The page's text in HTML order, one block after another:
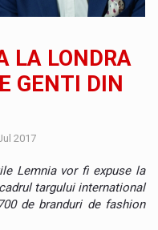
LA LONDRA
GENTI DIN
2017
Lemnia vor fi expuse la
targului international
de branduri de fashion